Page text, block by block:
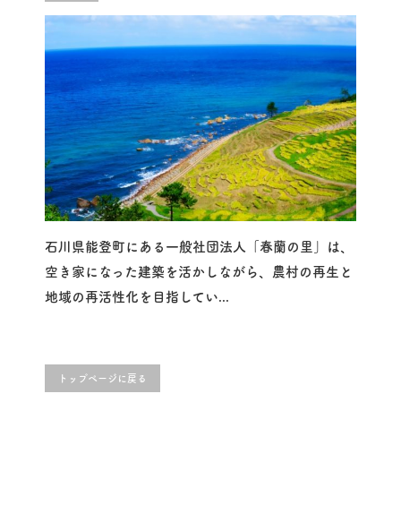
石川県能登町にある一般社団法人「春蘭の里」は、
空き家になった建築を活かしながら、農村の再生と
地域の再活性化を目指してい...
トップページに戻る